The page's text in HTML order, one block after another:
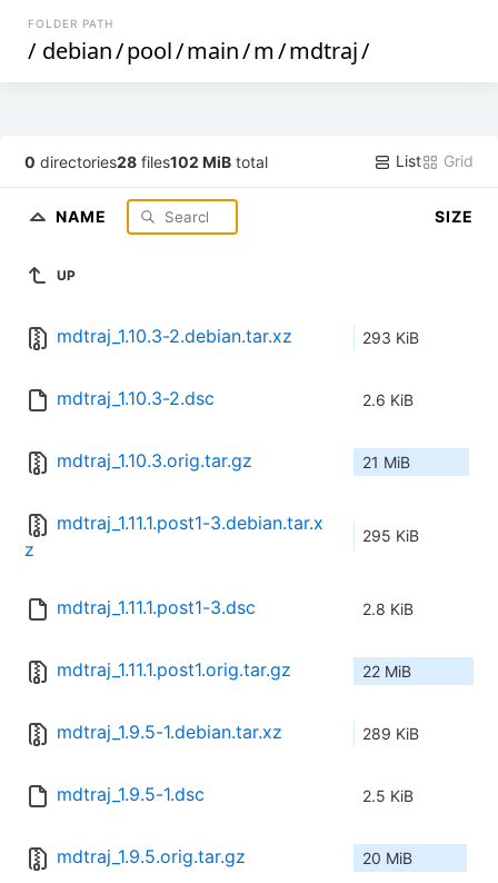
FOLDER PATH
/ debian/pool/main/m/mdtraj/
0 directories28 files102 MiB total List Grid
NAME SIZE
UP
mdtraj_1.10.3-2.debian.tar.xz 293 KiB
mdtraj_1.10.3-2.dsc 2.6 KiB
mdtraj_1.10.3.orig.tar.gz 21 MiB
mdtraj_1.11.1.post1-3.debian.tar.x
z
295 KiB
mdtraj_1.11.1.post1-3.dsc 2.8 KiB
mdtraj_1.11.1.post1.orig.tar.gz 22 MiB
mdtraj_1.9.5-1.debian.tar.xz 289 KiB
mdtraj_1.9.5-1.dsc 2.5 KiB
mdtraj_1.9.5.orig.tar.gz 20 MiB